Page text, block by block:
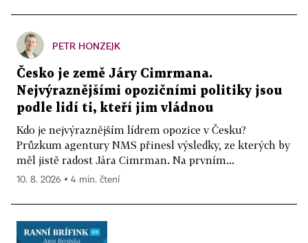
PETR HONZEJK
Česko je země Járy Cimrmana.
Nejvýraznějšími opozičními politiky jsou
podle lidí ti, kteří jim vládnou
Kdo je nejvýraznějším lídrem opozice v Česku?
Průzkum agentury NMS přinesl výsledky, ze kterých by
měl jistě radost Jára Cimrman. Na prvním...
10. 8. 2026 ▪ 4 min. čtení